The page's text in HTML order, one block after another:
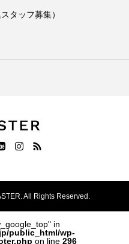
タッフ募集）
All Rights Reserved.
in
public_html/wp-
on line 296